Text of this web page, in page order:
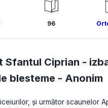
96
Sfantul Ciprian -
blesteme - Anonim
și următor scaunelor